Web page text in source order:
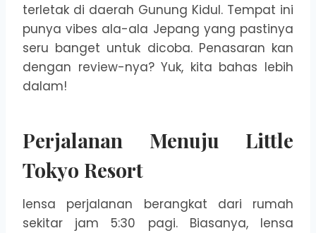
terletak di daerah Gunung Kidul. Tempat ini
punya vibes ala-ala Jepang yang pastinya
seru banget untuk dicoba. Penasaran kan
dengan review-nya? Yuk, kita bahas lebih
dalam!
Perjalanan Menuju Little
Tokyo Resort
lensa perjalanan berangkat dari rumah
sekitar jam 5:30 pagi. Biasanya, lensa